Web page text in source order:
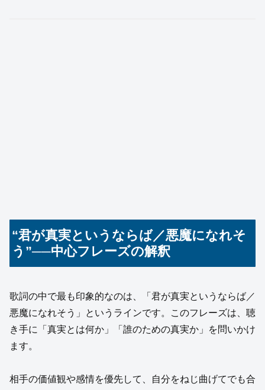
“君が真実というならば／悪魔になれそ
う”──中心フレーズの解釈
歌詞の中で最も印象的なのは、「君が真実というならば／
悪魔になれそう」というラインです。このフレーズは、聴
き手に「真実とは何か」「誰のための真実か」を問いかけ
ます。
相手の価値観や感情を優先して、自分をねじ曲げてでも合